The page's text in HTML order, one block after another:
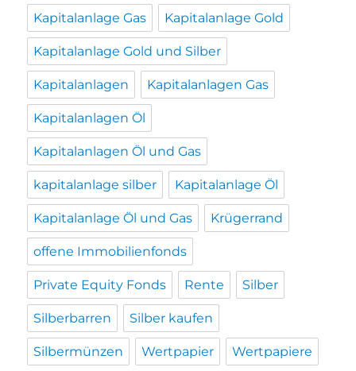
Kapitalanlage Gas Kapitalanlage Gold
Kapitalanlage Gold und Silber
Kapitalanlagen Kapitalanlagen Gas
Kapitalanlagen Öl
Kapitalanlagen Öl und Gas
kapitalanlage silber Kapitalanlage Öl
Kapitalanlage Öl und Gas Krügerrand
offene Immobilienfonds
Private Equity Fonds Rente Silber
Silberbarren Silber kaufen
Silbermünzen Wertpapier Wertpapiere